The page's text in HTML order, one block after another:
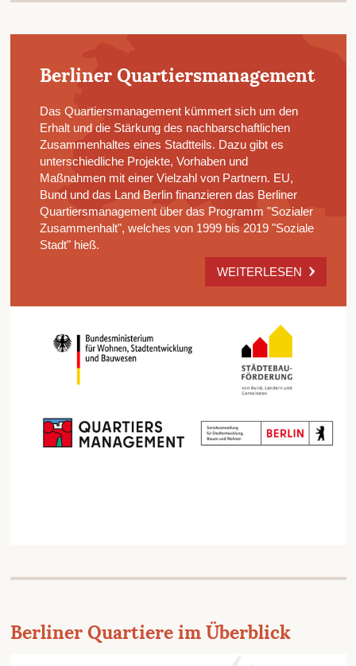
Berliner Quartiersmanagement
Das Quartiersmanagement kümmert sich um den
Erhalt und die Stärkung des nachbarschaftlichen
Zusammenhaltes eines Stadtteils. Dazu gibt es
unterschiedliche Projekte, Vorhaben und
Maßnahmen mit einer Vielzahl von Partnern. EU,
Bund und das Land Berlin finanzieren das Berliner
Quartiersmanagement über das Programm "Sozialer
Zusammenhalt", welches von 1999 bis 2019 "Soziale
Stadt" hieß.
WEITERLESEN
Berliner Quartiere im Überblick